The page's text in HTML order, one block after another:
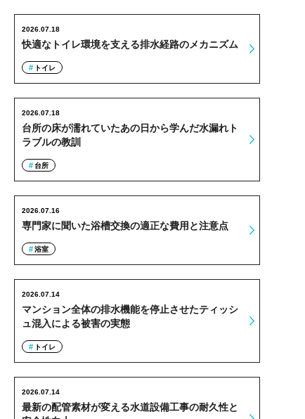
快適なトイレ環境を支える排水経路のメカニズム
2026.07.18
トイレ
台所の床が濡れていたあの日から学んだ水漏れト
ラブルの教訓
2026.07.18
台所
専門家に聞いた浴槽交換の適正な費用と注意点
2026.07.16
浴室
マンション全体の排水機能を停止させたティッシ
ュ混入による被害の実態
2026.07.14
トイレ
最新の配管素材が変える水道設備工事の耐久性と
2026.07.14